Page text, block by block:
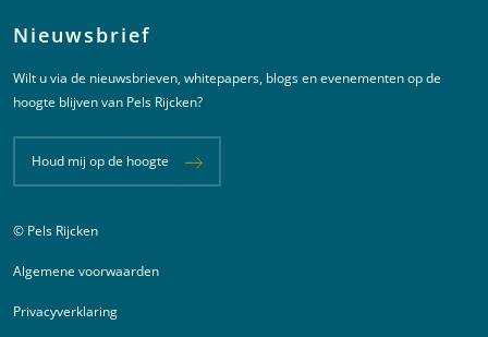
Nieuwsbrief
Wilt u via de nieuwsbrieven, whitepapers, blogs en evenementen op de
hoogte blijven van Pels Rijcken?
Houd mij op de hoogte
Juridische informatie
© Pels Rijcken
Algemene voorwaarden
Privacyverklaring